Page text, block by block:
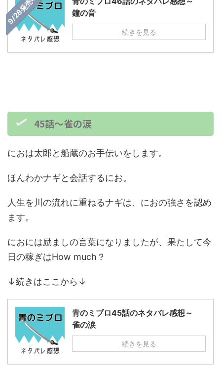
鐘の音
続きを見る
45話～雀の涙
におは太郎と船蔵のお手伝いをします。
ほんわかナギと会話するにお。
人生を川の流れに重ねるナギは、におの強さを認め
ます。
におには励ましの言葉になりましたが、果たして今
日の稼ぎはHow much？
↓続きはここから↓
青のミブロ45話のネタバレ感想～
雀の涙
続きを見る